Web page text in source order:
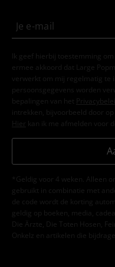
Ik geef hierbij toestemming
ermee akkoord dat Large
verwerkt om mij regelmatig
persoonsgegevens worden
bepalingen van het
intrekken, bijvoorbeeld door op
Hier kan ik me afmelden voor
*Geldig voor 4 weken. Alleen
gebruikt in combinatie met
de code wordt de korting
geldig op boeken, media,
Die Ärzte, Die Toten Hosen,
Onkelz en artikelen die